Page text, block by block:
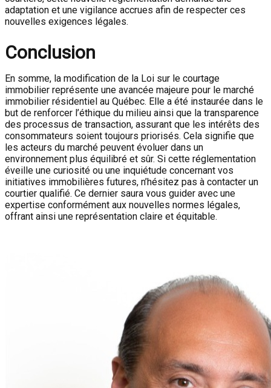
adaptation et une vigilance accrues afin de respecter ces
nouvelles exigences légales.
Conclusion
En somme, la modification de la Loi sur le courtage
immobilier représente une avancée majeure pour le marché
immobilier résidentiel au Québec. Elle a été instaurée dans le
but de renforcer l’éthique du milieu ainsi que la transparence
des processus de transaction, assurant que les intérêts des
consommateurs soient toujours priorisés. Cela signifie que
les acteurs du marché peuvent évoluer dans un
environnement plus équilibré et sûr. Si cette réglementation
éveille une curiosité ou une inquiétude concernant vos
initiatives immobilières futures, n’hésitez pas à contacter un
courtier qualifié. Ce dernier saura vous guider avec une
expertise conformément aux nouvelles normes légales,
offrant ainsi une représentation claire et équitable.